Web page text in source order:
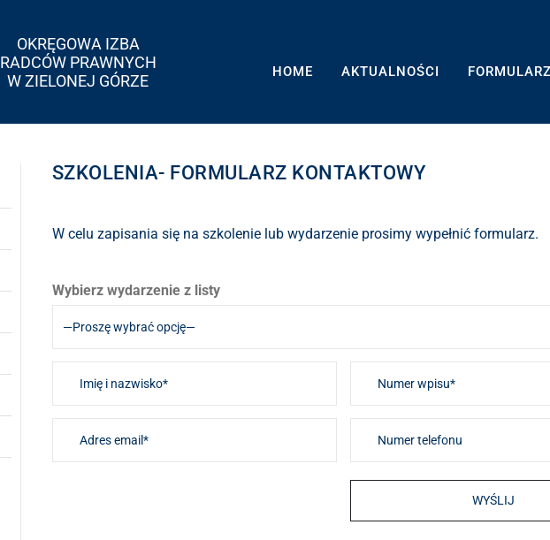
OKRĘGOWA IZBA
RADCÓW PRAWNYCH
W ZIELONEJ GÓRZE
HOME AKTUALNOŚCI FORMULARZ
SZKOLENIA- FORMULARZ KONTAKTOWY
W celu zapisania się na szkolenie lub wydarzenie prosimy wypełnić formularz.
Wybierz wydarzenie z listy